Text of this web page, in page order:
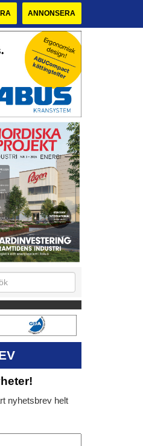
ANNONSERA
nyhetsbrev helt